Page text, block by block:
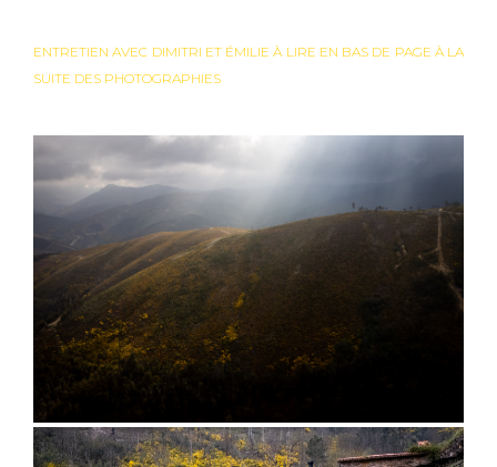
ENTRETIEN AVEC DIMITRI ET ÉMILIE À LIRE EN BAS DE PAGE À LA
SUITE DES PHOTOGRAPHIES